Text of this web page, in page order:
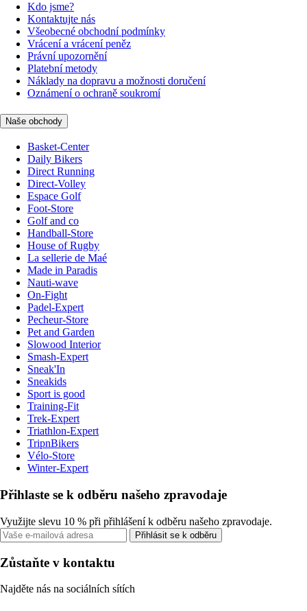
Kdo jsme?
Kontaktujte nás
Všeobecné obchodní podmínky
Vrácení a vrácení peněz
Právní upozornění
Platební metody
Náklady na dopravu a možnosti doručení
Oznámení o ochraně soukromí
Naše obchody
Basket-Center
Daily Bikers
Direct Running
Direct-Volley
Espace Golf
Foot-Store
Golf and co
Handball-Store
House of Rugby
La sellerie de Maé
Made in Paradis
Nauti-wave
On-Fight
Padel-Expert
Pecheur-Store
Pet and Garden
Slowood Interior
Smash-Expert
Sneak'In
Sneakids
Sport is good
Training-Fit
Trek-Expert
Triathlon-Expert
TripnBikers
Vélo-Store
Winter-Expert
Přihlaste se k odběru našeho zpravodaje
Využijte slevu 10 % při přihlášení k odběru našeho zpravodaje.
Přihlásit se k odběru
Zůstaňte v kontaktu
Najděte nás na sociálních sítích